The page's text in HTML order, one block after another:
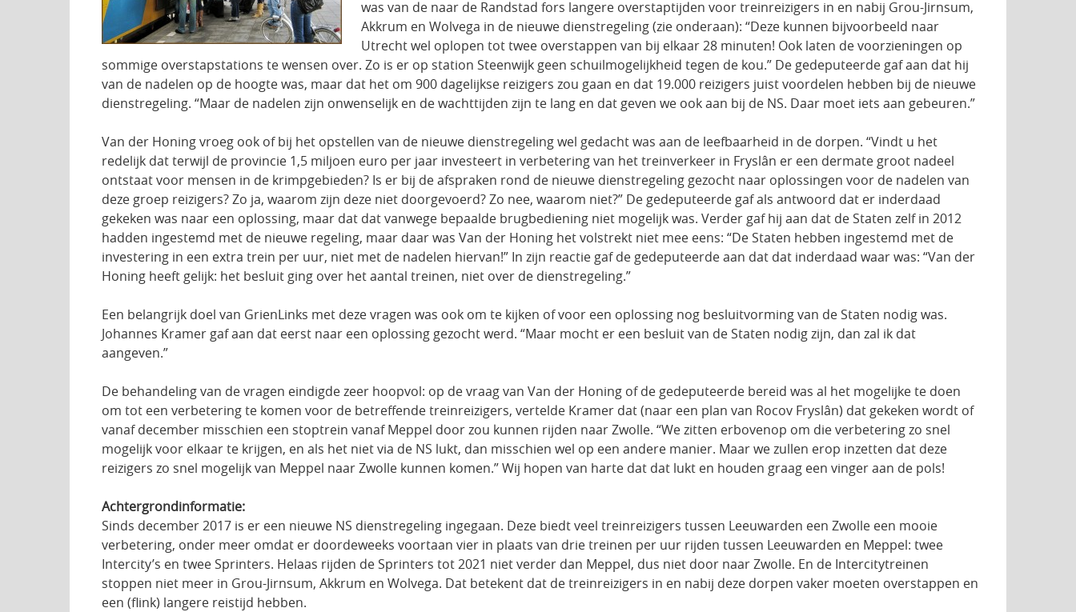
was van de naar de Randstad fors langere overstaptijden voor treinreizigers in en nabij Grou-Jirnsum,
Akkrum en Wolvega in de nieuwe dienstregeling (zie onderaan): “Deze kunnen bijvoorbeeld naar
Utrecht wel oplopen tot twee overstappen van bij elkaar 28 minuten! Ook laten de voorzieningen op
sommige overstapstations te wensen over. Zo is er op station Steenwijk geen schuilmogelijkheid tegen de kou.” De gedeputeerde gaf aan dat hij
van de nadelen op de hoogte was, maar dat het om 900 dagelijkse reizigers zou gaan en dat 19.000 reizigers juist voordelen hebben bij de nieuwe
dienstregeling. “Maar de nadelen zijn onwenselijk en de wachttijden zijn te lang en dat geven we ook aan bij de NS. Daar moet iets aan gebeuren.”
Van der Honing vroeg ook of bij het opstellen van de nieuwe dienstregeling wel gedacht was aan de leefbaarheid in de dorpen. “Vindt u het
redelijk dat terwijl de provincie 1,5 miljoen euro per jaar investeert in verbetering van het treinverkeer in Fryslân er een dermate groot nadeel
ontstaat voor mensen in de krimpgebieden? Is er bij de afspraken rond de nieuwe dienstregeling gezocht naar oplossingen voor de nadelen van
deze groep reizigers? Zo ja, waarom zijn deze niet doorgevoerd? Zo nee, waarom niet?” De gedeputeerde gaf als antwoord dat er inderdaad
gekeken was naar een oplossing, maar dat dat vanwege bepaalde brugbediening niet mogelijk was. Verder gaf hij aan dat de Staten zelf in 2012
hadden ingestemd met de nieuwe regeling, maar daar was Van der Honing het volstrekt niet mee eens: “De Staten hebben ingestemd met de
investering in een extra trein per uur, niet met de nadelen hiervan!” In zijn reactie gaf de gedeputeerde aan dat dat inderdaad waar was: “Van der
Honing heeft gelijk: het besluit ging over het aantal treinen, niet over de dienstregeling.”
Een belangrijk doel van GrienLinks met deze vragen was ook om te kijken of voor een oplossing nog besluitvorming van de Staten nodig was.
Johannes Kramer gaf aan dat eerst naar een oplossing gezocht werd. “Maar mocht er een besluit van de Staten nodig zijn, dan zal ik dat
aangeven.”
De behandeling van de vragen eindigde zeer hoopvol: op de vraag van Van der Honing of de gedeputeerde bereid was al het mogelijke te doen
om tot een verbetering te komen voor de betreffende treinreizigers, vertelde Kramer dat (naar een plan van Rocov Fryslân) dat gekeken wordt of
vanaf december misschien een stoptrein vanaf Meppel door zou kunnen rijden naar Zwolle. “We zitten erbovenop om die verbetering zo snel
mogelijk voor elkaar te krijgen, en als het niet via de NS lukt, dan misschien wel op een andere manier. Maar we zullen erop inzetten dat deze
reizigers zo snel mogelijk van Meppel naar Zwolle kunnen komen.” Wij hopen van harte dat dat lukt en houden graag een vinger aan de pols!
Achtergrondinformatie:
Sinds december 2017 is er een nieuwe NS dienstregeling ingegaan. Deze biedt veel treinreizigers tussen Leeuwarden een Zwolle een mooie
verbetering, onder meer omdat er doordeweeks voortaan vier in plaats van drie treinen per uur rijden tussen Leeuwarden en Meppel: twee
Intercity’s en twee Sprinters. Helaas rijden de Sprinters tot 2021 niet verder dan Meppel, dus niet door naar Zwolle. En de Intercitytreinen
stoppen niet meer in Grou-Jirnsum, Akkrum en Wolvega. Dat betekent dat de treinreizigers in en nabij deze dorpen vaker moeten overstappen en
een (flink) langere reistijd hebben.